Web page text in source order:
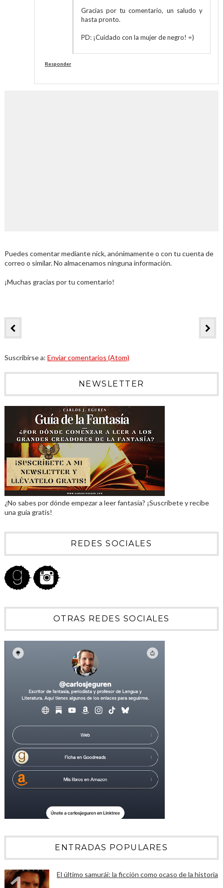
Gracias por tu comentario, un saludo y
hasta pronto.
PD: ¡Cuidado con la mujer de negro! =)
Responder
Puedes comentar mediante nick, anónimamente o con tu cuenta de
correo o similar. No almacenamos ninguna información.
¡Muchas gracias por tu comentario!
Suscribirse a: Enviar comentarios (Atom)
NEWSLETTER
¿No sabes por dónde empezar a leer fantasía? ¡Suscríbete y recibe
una guía gratis!
REDES SOCIALES
OTRAS REDES SOCIALES
ENTRADAS POPULARES
El último samurái: la ficción como ocaso de la historia